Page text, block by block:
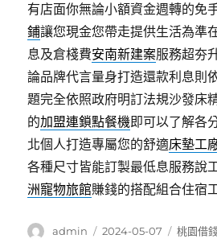
有店面你無論小額資金週轉的免
鋪讓您現金您帶走提供生活為準
息及倉棧費安南新建案服務超夯
論品牌代言量身打造還款利息則
題完全依照政府明訂法規沙發床
的加盟連鎖點餐機即可以了解各
北個人打造專屬您的舒適床墊工
各種尺寸皆能訂製最低息服務說
洲寵物旅館賺錢的搭配組合住宿
作
admin
發
2024-05-07
分
桃園借